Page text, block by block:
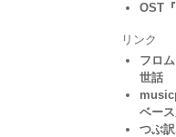
OST『
リンク
フロ
世話
ベー
つぶ